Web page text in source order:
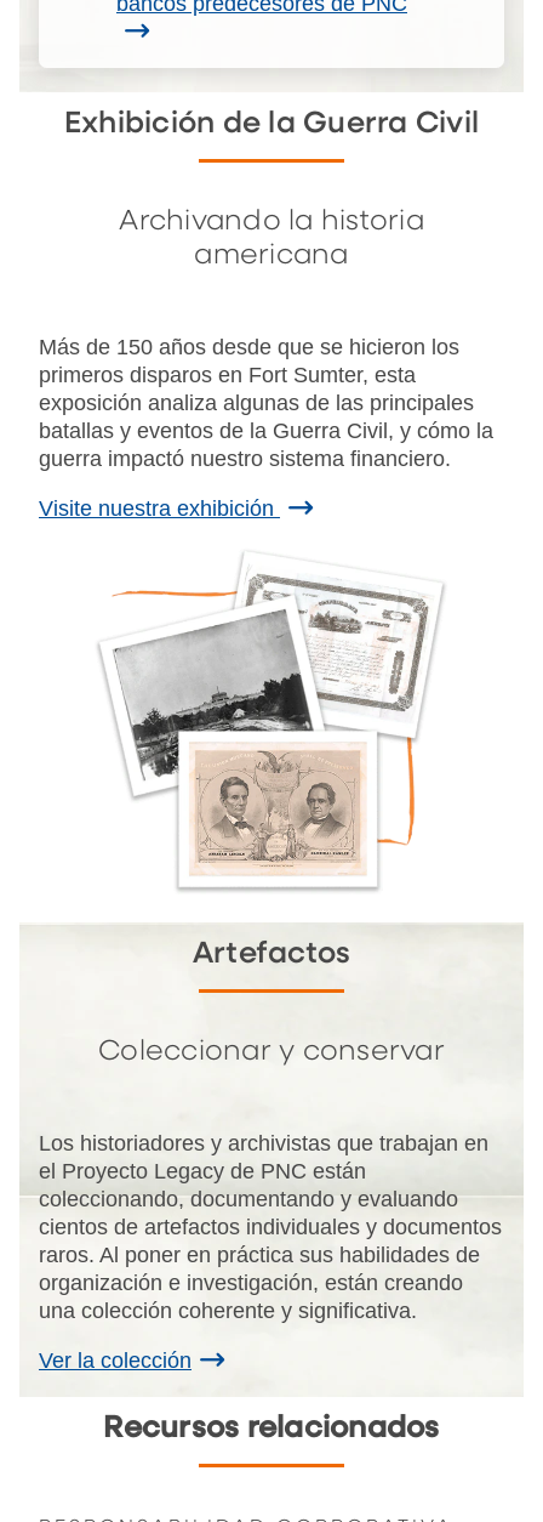
Exhibición de la Guerra Civil
Archivando la historia
americana
Más de 150 años desde que se hicieron los
primeros disparos en Fort Sumter, esta
exposición analiza algunas de las principales
batallas y eventos de la Guerra Civil, y cómo la
guerra impactó nuestro sistema financiero.
Visite nuestra exhibición
Artefactos
Coleccionar y conservar
Los historiadores y archivistas que trabajan en
el Proyecto Legacy de PNC están
coleccionando, documentando y evaluando
cientos de artefactos individuales y documentos
raros. Al poner en práctica sus habilidades de
organización e investigación, están creando
una colección coherente y significativa.
Ver la colección
Recursos relacionados